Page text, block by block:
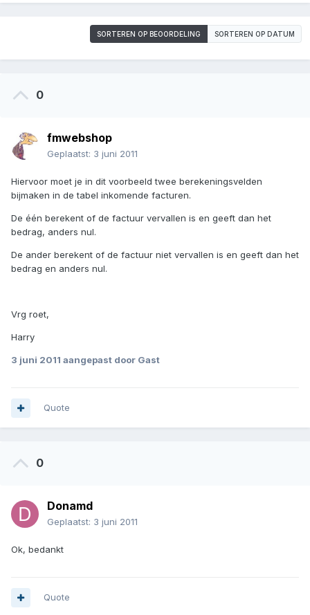
SORTEREN OP BEOORDELING SORTEREN OP DATUM
0
fmwebshop
Geplaatst: 3 juni 2011
Hiervoor moet je in dit voorbeeld twee berekeningsvelden
bijmaken in de tabel inkomende facturen.
De één berekent of de factuur vervallen is en geeft dan het
bedrag, anders nul.
De ander berekent of de factuur niet vervallen is en geeft dan het
bedrag en anders nul.
Vrg roet,
Harry
3 juni 2011 aangepast door Gast
Quote
0
Donamd
Geplaatst: 3 juni 2011
Ok, bedankt
Quote